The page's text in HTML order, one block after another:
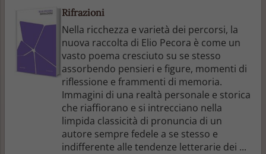
Rifrazioni
Nella ricchezza e varietà dei percorsi, la
nuova raccolta di Elio Pecora è come un
vasto poema cresciuto su se stesso
assorbendo pensieri e figure, momenti di
riflessione e frammenti di memoria.
Immagini di una realtà personale e storica
che riaffiorano e si intrecciano nella
limpida classicità di pronuncia di un
autore sempre fedele a se stesso e
indifferente alle tendenze letterarie dei ...